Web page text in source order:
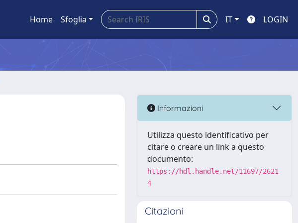
Home Sfoglia IT LOGIN
Informazioni
Utilizza questo identificativo per
citare o creare un link a questo
documento:
https://hdl.handle.net/11697/2621
4
Citazioni